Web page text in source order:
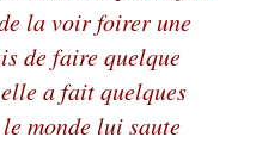
la voir foirer une
de faire quelque
a fait quelques
monde lui saute